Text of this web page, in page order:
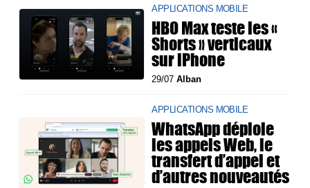
APPLICATIONS MOBILE
HBO Max teste les «
Shorts » verticaux
sur iPhone
29/07Alban
APPLICATIONS MOBILE
WhatsApp déploie
les appels Web, le
transfert d’appel et
d’autres nouveautés